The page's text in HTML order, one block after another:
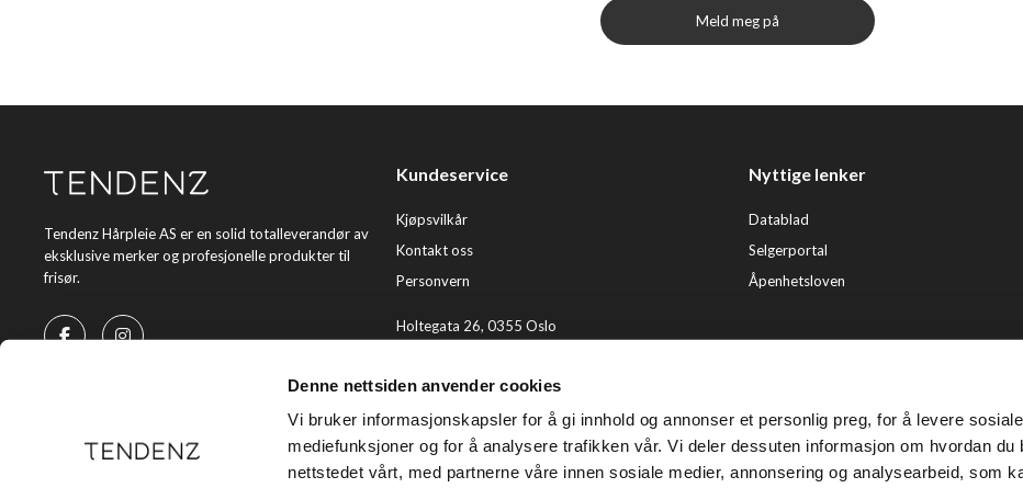
Denne nettsiden anvender cookies
Vi bruker informasjonskapsler for å gi innhold og annonser et personlig preg, for å levere sosiale
mediefunksjoner og for å analysere trafikken vår. Vi deler dessuten informasjon om hvordan du
nettstedet vårt, med partnerne våre innen sosiale medier, annonsering og analysearbeid, som
Meld meg på
Tendenz Hårpleie AS er en solid totalleverandør av
eksklusive merker og profesjonelle produkter til
frisør.
Kundeservice
Kjøpsvilkår
Kontakt oss
Personvern
Holtegata 26, 0355 Oslo
E-post:kundeservice@tendenz.net
Nyttige lenker
Datablad
Selgerportal
Åpenhetsloven
©